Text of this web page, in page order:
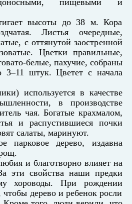
пищевыми и
высоты до 38 м. Кора
Листья очередные,
с оттянутой заостренной
Цветки правильные,
белые, пахучие, собраны
3–11 штук. Цветет с начала
используется в качестве
в производстве
чая. Богатые крахмалом,
и распустившиеся почки
салаты, маринуют.
парковое дерево, издавна
и благотворно влияет на
эти свойства наши предки
хороводы. При рождении
дерево и ребенок росли